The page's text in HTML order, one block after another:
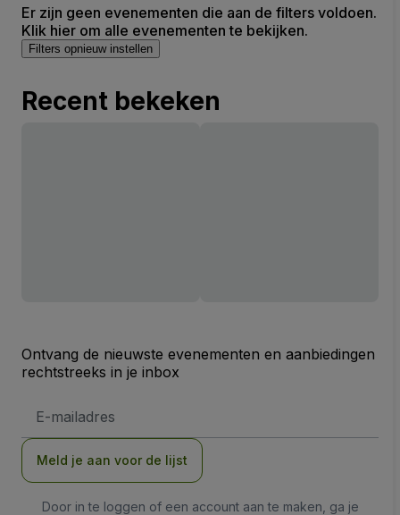
Er zijn geen evenementen die aan de filters voldoen.
Klik hier om alle evenementen te bekijken.
Filters opnieuw instellen
Recent bekeken
Ontvang de nieuwste evenementen en aanbiedingen
rechtstreeks in je inbox
mailadres
Meld je aan voor de lijst
Door in te loggen of een account aan te maken, ga je